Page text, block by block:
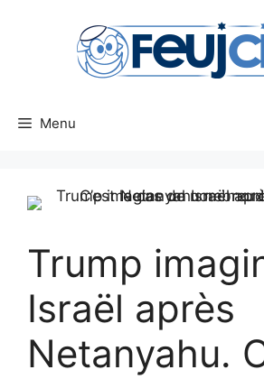
Menu
Trump
Israël après
Netanyahu.